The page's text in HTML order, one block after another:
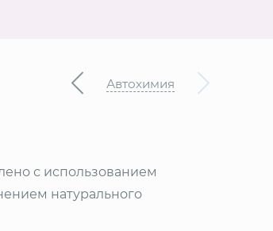
Автохимия
с использованием
натурального